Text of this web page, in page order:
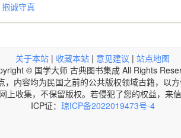
抱诚守真
关于本站 | 收藏本站 | 意见建议 | 站点地图
© 国学大师 古典图书集成 All Rights
内容均为民国之前的公共版权领域古籍，以方
上收集，不保留版权。若侵犯了您的权益，来
ICP证： 琼ICP备2022019473号-4